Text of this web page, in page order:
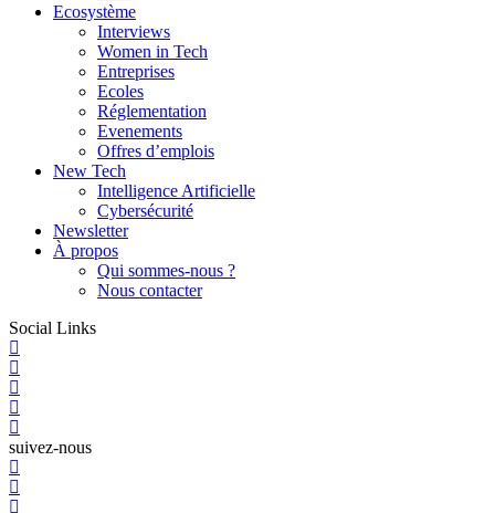
Ecosystème
Interviews
Women in Tech
Entreprises
Ecoles
Réglementation
Evenements
Offres d’emplois
New Tech
Intelligence Artificielle
Cybersécurité
Newsletter
À propos
Qui sommes-nous ?
Nous contacter
Social Links
suivez-nous